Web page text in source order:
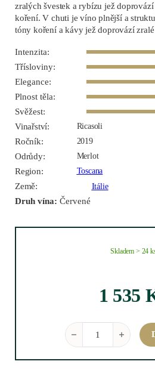
zralých švestek a rybízu jež
koření. V chuti je víno plnější a
tóny koření a kávy jež doprovází
Intenzita:
Třísloviny:
Elegance:
Plnost těla:
Svěžest:
Vinařství:
Ricasoli
Ročník: 2019
Odrůdy: Merlot
Region: Toscana
Země: Itálie
Druh vína: Červené
Skladem > 24
1 535
Casalferro Rosso